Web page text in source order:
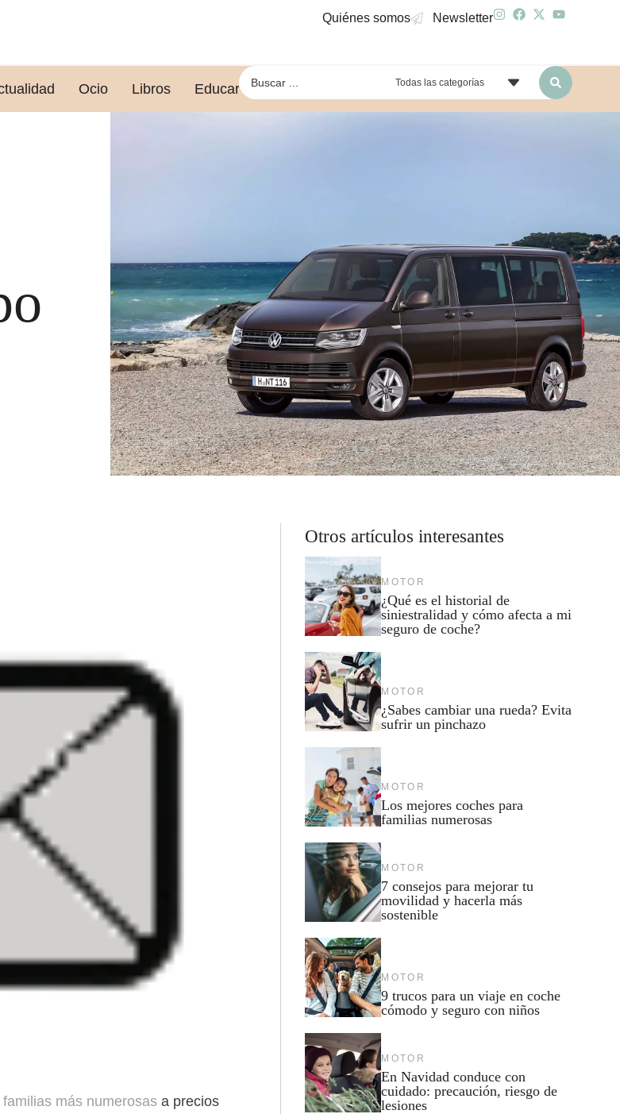
Quiénes somos Newsletter
Ocio Libros Educar leyendo Todas las categorías
familias más numerosas a precios
Otros artículos interesantes
MOTOR
¿Qué es el historial de
siniestralidad y cómo afecta a mi
seguro de coche?
MOTOR
¿Sabes cambiar una rueda? Evita
sufrir un pinchazo
MOTOR
Los mejores coches para
familias numerosas
MOTOR
7 consejos para mejorar tu
movilidad y hacerla más
sostenible
MOTOR
9 trucos para un viaje en coche
cómodo y seguro con niños
MOTOR
En Navidad conduce con
cuidado: precaución, riesgo de
lesiones